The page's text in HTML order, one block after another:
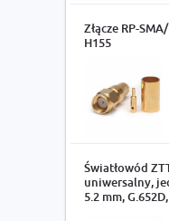
Złącze RP-
H155
Światłowód
uniwersalny,
5.2 mm,